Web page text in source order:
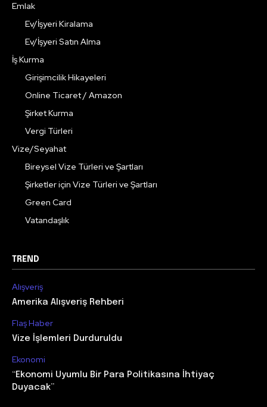
Emlak
Ev/İşyeri Kiralama
Ev/İşyeri Satın Alma
İş Kurma
Girişimcilik Hikayeleri
Online Ticaret / Amazon
Şirket Kurma
Vergi Türleri
Vize/Seyahat
Bireysel Vize Türleri ve Şartları
Şirketler için Vize Türleri ve Şartları
Green Card
Vatandaşlık
TREND
Alışveriş
Amerika Alışveriş Rehberi
Flaş Haber
Vize İşlemleri Durduruldu
Ekonomi
“Ekonomi Uyumlu Bir Para Politikasına İhtiyaç
Duyacak”